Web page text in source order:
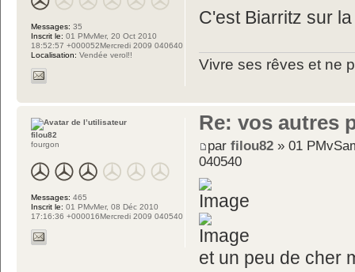
C'est Biarritz sur
Vivre ses rêves et ne
Messages: 35
Inscrit le: 01 PMvMer, 20 Oct 2010
18:52:57 +000052Mercredi 2009 040640
Localisation: Vendée verol!!
Re: vos autres
parfilou82 » 01
040540
et un peu de cher
filou82
fourgon
Messages: 465
Inscrit le: 01 PMvMer, 08 Déc 2010
17:16:36 +000016Mercredi 2009 040540